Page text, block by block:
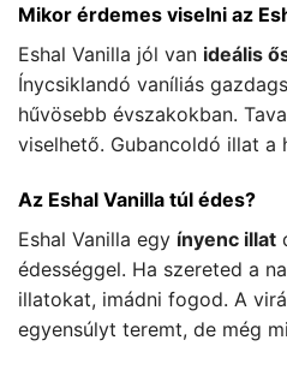
Mikor érdemes viselni az
Eshal Vanilla jól van ideális
Ínycsiklandó vaníliás
hűvösebb évszakokban.
viselhető. Gubancoldó illat a
Az Eshal Vanilla túl édes?
Eshal Vanilla egy ínyenc illat
édességgel. Ha szereted a
illatokat, imádni fogod. A
egyensúlyt teremt, de még